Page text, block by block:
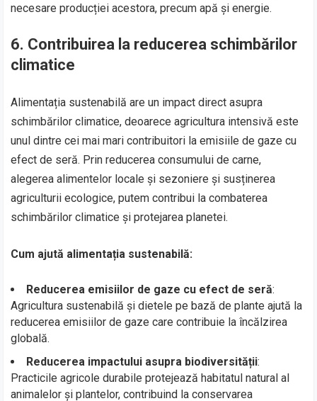
necesare producției acestora, precum apă și energie.
6. Contribuirea la reducerea schimbărilor
climatice
Alimentația sustenabilă are un impact direct asupra
schimbărilor climatice, deoarece agricultura intensivă este
unul dintre cei mai mari contribuitori la emisiile de gaze cu
efect de seră. Prin reducerea consumului de carne,
alegerea alimentelor locale și sezoniere și susținerea
agriculturii ecologice, putem contribui la combaterea
schimbărilor climatice și protejarea planetei.
Cum ajută alimentația sustenabilă:
Reducerea emisiilor de gaze cu efect de seră:
Agricultura sustenabilă și dietele pe bază de plante ajută la
reducerea emisiilor de gaze care contribuie la încălzirea
globală.
Reducerea impactului asupra biodiversității:
Practicile agricole durabile protejează habitatul natural al
animalelor și plantelor, contribuind la conservarea